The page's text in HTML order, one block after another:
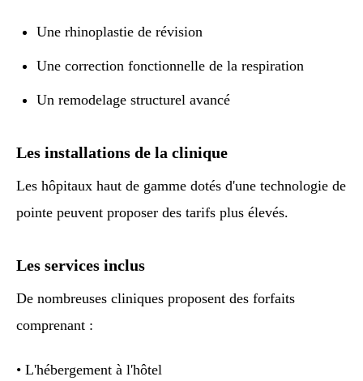
Une rhinoplastie de révision
Une correction fonctionnelle de la respiration
Un remodelage structurel avancé
Les installations de la clinique
Les hôpitaux haut de gamme dotés d'une technologie de
pointe peuvent proposer des tarifs plus élevés.
Les services inclus
De nombreuses cliniques proposent des forfaits
comprenant :
• L'hébergement à l'hôtel